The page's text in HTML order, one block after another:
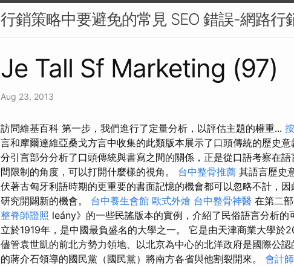
行銷策略中要避免的常見 SEO 錯誤-網路行
Je Tall Sf Marketing (97)
Aug 23, 2013
訪問維基百科 第一步，我們進行了定量分析，以評估主題的權重...
言和摩爾達維亞桑戈方言中收集的此類版本展示了口頭傳統的歷史
分引言部分分析了口頭傳統與書寫之間的關係，正是從口語考察在
間限制的角度，可以打開什麼樣的視角。 台中整骨推薦 其語言歷史
伏著古匈牙利語時期的更重要的書面記憶的機會都可以忽略不計，
研究開闢新的機會。 台中養生會館 歐式外燴 台中整骨神醫 在第二
整脊師證照 leány》的一些民謠版本的實例，介紹了民俗語言分析的
立於1919年，是中國最負盛名的大學之一。 它是由天津商業大學於
儘管袁世凱的前北方勢力領地、以北京為中心的北洋政府是國際公
的蔣介石領導的國民黨（國民黨）將南方各省與他割裂開來。 會計師